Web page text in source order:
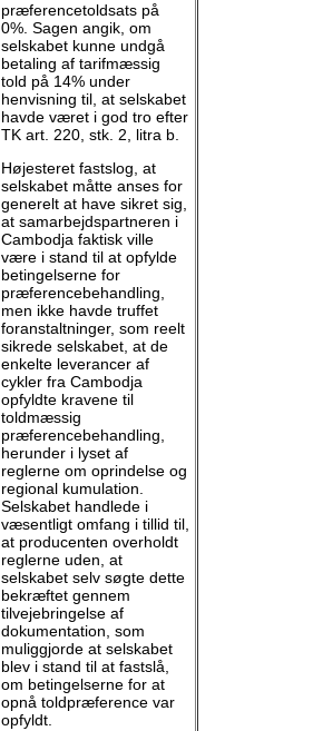
præferencetoldsats på
0%. Sagen angik, om
selskabet kunne undgå
betaling af tarifmæssig
told på 14% under
henvisning til, at selskabet
havde været i god tro efter
TK art. 220, stk. 2, litra b.
Højesteret fastslog, at
selskabet måtte anses for
generelt at have sikret sig,
at samarbejdspartneren i
Cambodja faktisk ville
være i stand til at opfylde
betingelserne for
præferencebehandling,
men ikke havde truffet
foranstaltninger, som reelt
sikrede selskabet, at de
enkelte leverancer af
cykler fra Cambodja
opfyldte kravene til
toldmæssig
præferencebehandling,
herunder i lyset af
reglerne om oprindelse og
regional kumulation.
Selskabet handlede i
væsentligt omfang i tillid til,
at producenten overholdt
reglerne uden, at
selskabet selv søgte dette
bekræftet gennem
tilvejebringelse af
dokumentation, som
muliggjorde at selskabet
blev i stand til at fastslå,
om betingelserne for at
opnå toldpræference var
opfyldt.